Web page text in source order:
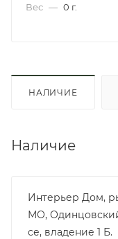
Вес — 0 г.
НАЛИЧИЕ
Наличие
Интерьер Дом,
МО,
се, владение 1 Б.